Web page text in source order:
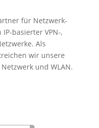
für Netzwerk-
basierter VPN-,
Als
wir unsere
und WLAN.